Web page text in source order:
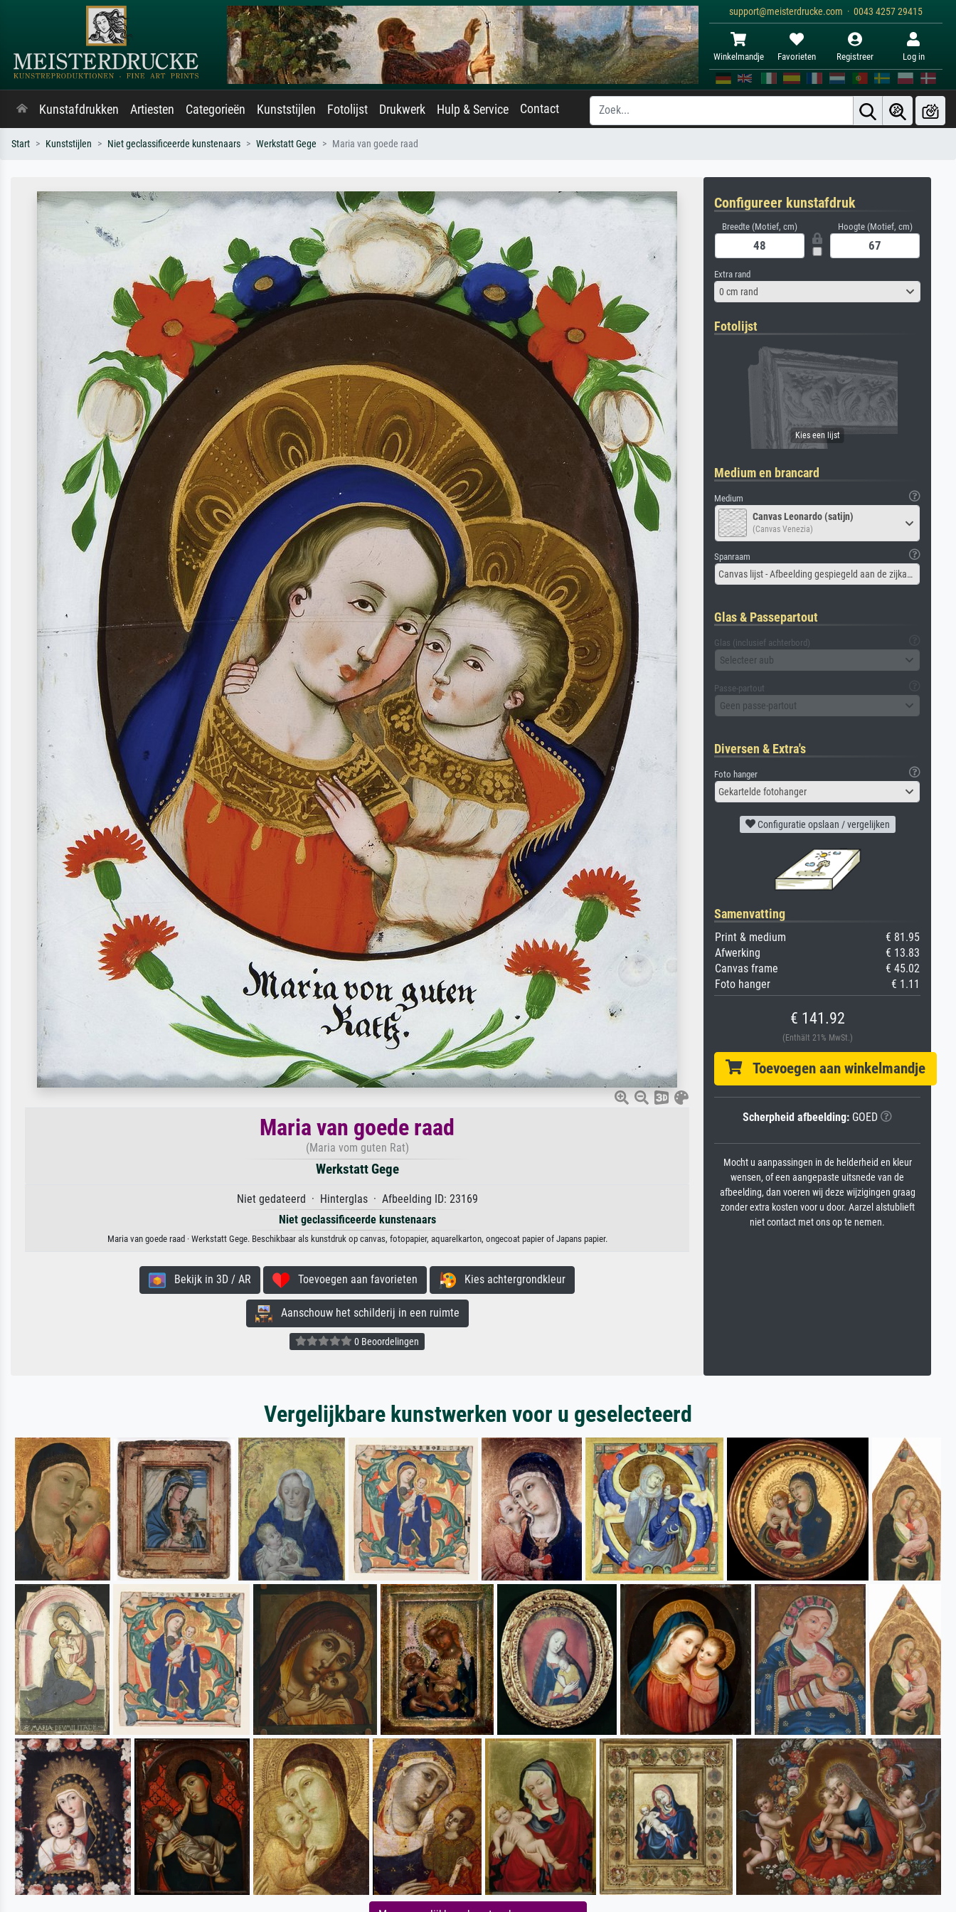
support@meisterdrucke.com · 0043 4257 29415
Winkelmandje Favorieten Registreer Log in
Kunstafdrukken Artiesten Categorieën Kunststijlen Fotolijst Drukwerk Hulp & Service Contact
Start Kunststijlen Niet geclassificeerde kunstenaars Werkstatt Gege Maria van goede raad
Maria van goede raad
(Maria vom guten Rat)
Werkstatt Gege
Niet gedateerd · Hinterglas · Afbeelding ID: 23169
Niet geclassificeerde kunstenaars
Maria van goede raad · Werkstatt Gege. Beschikbaar als kunstdruk op canvas, fotopapier, aquarelkarton, ongecoat papier of Japans papier.
Bekijk in 3D / AR Toevoegen aan favorieten Kies achtergrondkleur
Aanschouw het schilderij in een ruimte
0 Beoordelingen
Configureer kunstafdruk
Breedte (Motief, cm) Hoogte (Motief, cm)
Extra rand
0 cm rand
Fotolijst
Medium en brancard
Medium
Canvas Leonardo (satijn)
(Canvas Venezia)
Spanraam
Canvas lijst - Afbeelding gespiegeld aan de zijkant
Glas & Passepartout
Glas (inclusief achterbord)
Selecteer aub
Passe-partout
Geen passe-partout
Diversen & Extra's
Foto hanger
Gekartelde fotohanger
Configuratie opslaan / vergelijken
Samenvatting
Print & medium
€ 81.95
Afwerking
€ 13.83
Canvas frame
€ 45.02
Foto hanger
€ 1.11
€ 141.92
(Enthält 21% MwSt.)
Toevoegen aan winkelmandje
Scherpheid afbeelding: GOED
Mocht u aanpassingen in de helderheid en kleur
wensen, of een aangepaste uitsnede van de
afbeelding, dan voeren wij deze wijzigingen graag
zonder extra kosten voor u door. Aarzel alstublieft
niet contact met ons op te nemen.
Vergelijkbare kunstwerken voor u geselecteerd